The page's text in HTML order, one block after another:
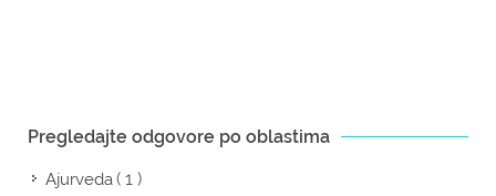
Pregledajte odgovore po oblastima
Ajurveda( 1 )